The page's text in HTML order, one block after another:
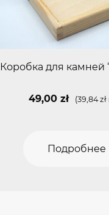
Коробка для камней
49,00zł (39,84zł
Подробнее